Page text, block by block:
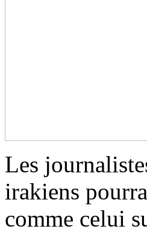
Les
irakiens
comme celui